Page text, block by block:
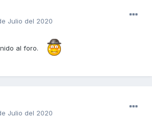
Julio del 2020
al foro.
Julio del 2020